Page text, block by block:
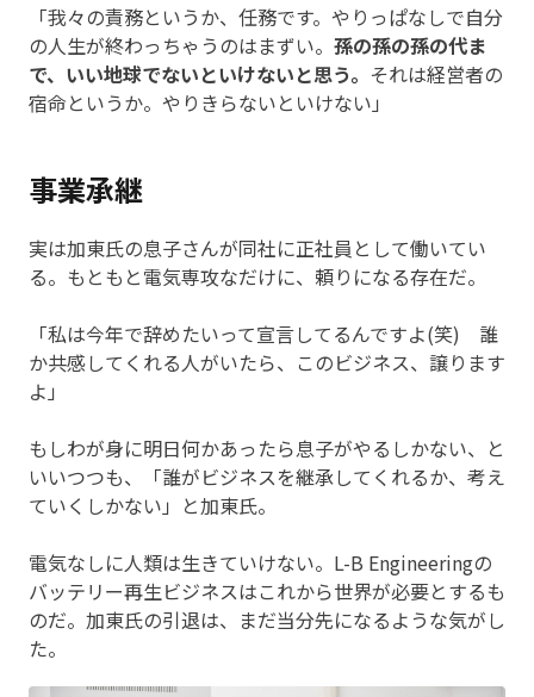
「我々の責務というか、任務です。やりっぱなしで自分
の人生が終わっちゃうのはまずい。 孫の孫の孫の代ま
で、いい地球でないといけないと思う。 それは経営者の
宿命というか。やりきらないといけない」
事業承継
実は加東氏の息子さんが同社に正社員として働いてい
る。もともと電気専攻なだけに、頼りになる存在だ。
「私は今年で辞めたいって宣言してるんですよ(笑) 誰
か共感してくれる人がいたら、このビジネス、譲ります
よ」
もしわが身に明日何かあったら息子がやるしかない、と
いいつつも、「誰がビジネスを継承してくれるか、考え
ていくしかない」と加東氏。
電気なしに人類は生きていけない。L-B Engineeringの
バッテリー再生ビジネスはこれから世界が必要とするも
のだ。加東氏の引退は、まだ当分先になるような気がし
た。